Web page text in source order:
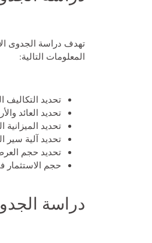
تهدف دراسة الجدوى
المعلومات التالية:
تحديد
تحديد العائد
تحديد
تحديد آلية سير
تحديد حجم
حجم الاستثمار
دراسة